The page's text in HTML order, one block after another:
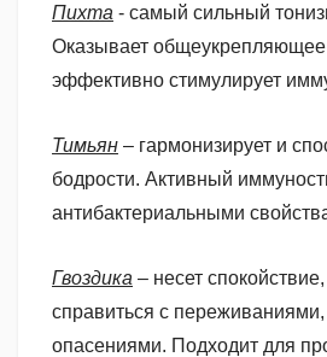
Пихта - самый сильный
Оказывает общеукрепляющее
эффективно стимулирует
Тимьян – гармонизирует и
бодрости. Активный
антибактериальными
Гвоздика – несет
справиться с
опасениями. Подходит для